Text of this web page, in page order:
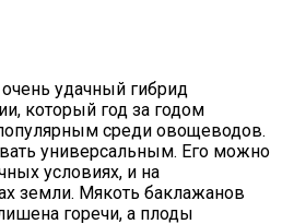
удачный гибрид
который год за годом
среди овощеводов.
универсальным. Его можно
условиях, и на
земли. Мякоть баклажанов
горечи, а плоды